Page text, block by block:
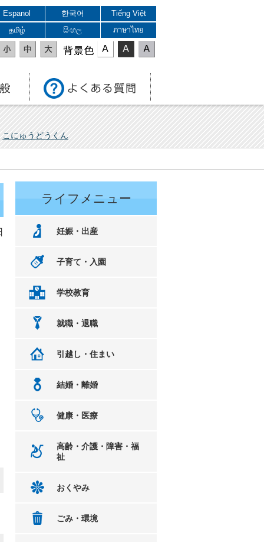
Espanol 한국어
Tiếng Việt
தமிழ் සිංහල ภาษาไทย
表示色
こにゅうどうくん
ライフメニュー
妊娠・出産
子育て・入園
学校教育
就職・退職
引越し・住まい
結婚・離婚
健康・医療
高齢・介護・障害・福
祉
おくやみ
ごみ・環境